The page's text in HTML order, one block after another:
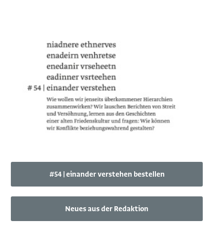
#54 | einander verstehen bestellen
Neues aus der Redaktion